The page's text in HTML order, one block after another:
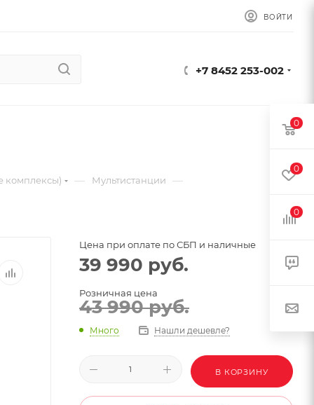
ВОЙТИ
+7 8452 253-002
комплексы) — Мультистанции —
Цена при оплате по СБП и наличные
39 990 руб.
Розничная цена
43 990руб.
Много Нашли дешевле?
В КОРЗИНУ
0
0
0